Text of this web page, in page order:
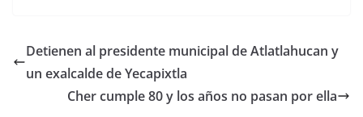
e
b
o
er l s
A
p
e
g
gr
m
p
tir
Detienen al presidente municipal de Atlatlahucan y
un exalcalde de Yecapixtla
Cher cumple 80 y los años no pasan por ella